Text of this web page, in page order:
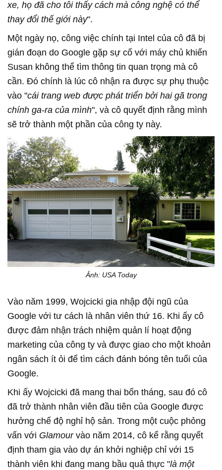
xe, họ đã cho tôi thấy cách mà công nghệ có thể
thay đổi thế giới này".
Một ngày nọ, công việc chính tại Intel của cô đã bị
gián đoạn do Google gặp sự cố với máy chủ khiến
Susan không thể tìm thông tin quan trọng mà cô
cần. Đó chính là lúc cô nhận ra được sự phụ thuộc
vào "cái trang web được phát triển bởi hai gã trong
chính ga-ra của mình", và cô quyết định rằng mình
sẽ trở thành một phần của công ty này.
Ảnh: USA Today
Vào năm 1999, Wojcicki gia nhập đội ngũ của
Google với tư cách là nhân viên thứ 16. Khi ấy cô
được đảm nhận trách nhiệm quản lí hoạt động
marketing của công ty và được giao cho một khoản
ngân sách ít ỏi để tìm cách đánh bóng tên tuổi của
Google.
Khi ấy Wojcicki đã mang thai bốn tháng, sau đó cô
đã trở thành nhân viên đầu tiên của Google được
hưởng chế độ nghỉ hộ sản. Trong một cuộc phỏng
vấn với Glamourvào năm 2014, cô kể rằng quyết
định tham gia vào dự án khởi nghiệp chỉ với 15
thành viên khi đang mang bầu quả thực "là một